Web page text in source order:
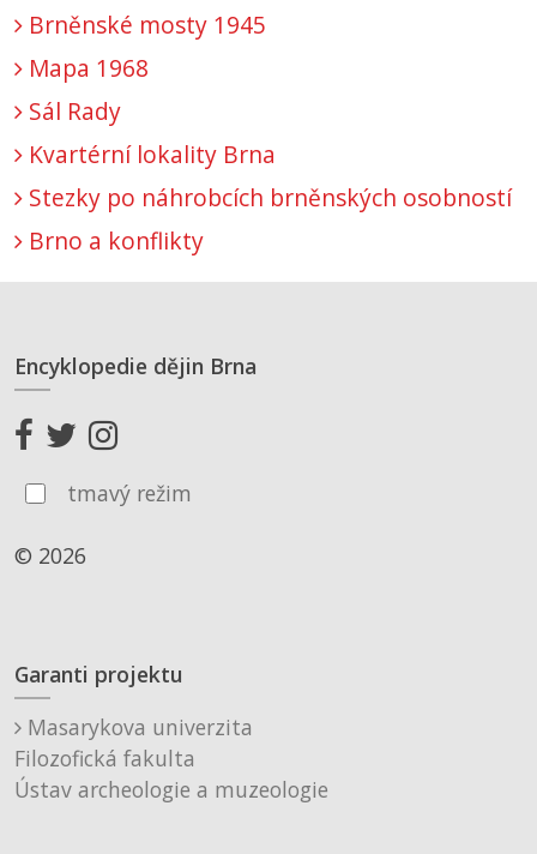
Brněnské mosty 1945
Mapa 1968
Sál Rady
Kvartérní lokality Brna
Stezky po náhrobcích brněnských osobností
Brno a konflikty
Encyklopedie dějin Brna
tmavý režim
© 2026
Garanti projektu
Masarykova univerzita
Filozofická fakulta
Ústav archeologie a muzeologie